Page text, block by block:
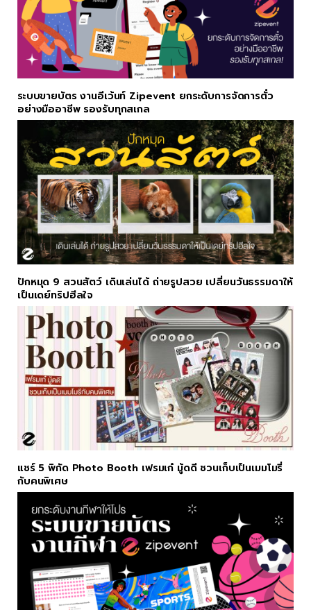
ระบบขายบัตร งานอีเว้นท์ Zipevent ยกระดับการจัดการตั๋ว
อย่างมืออาชีพ รองรับทุกสเกล
ปักหมุด 9 สวนสัตว์ เดินเล่นได้ ถ่ายรูปสวย เปลี่ยนวันธรรมดาให้
เป็นเดย์ทริปฮีลใจ
แชร์ 5 พิกัด Photo Booth เฟรมเก๋ มู้ดดี ชวนเก็บเป็นเมมโมรี่
กับคนพิเศษ